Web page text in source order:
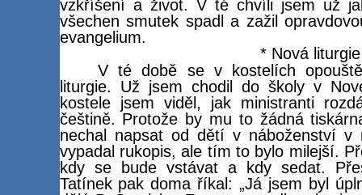
vzkříšení a život. V té chvíli jsem už
všechen smutek spadl a zažil
evangelium.
* Nová liturgie
V té době se v kostelích
liturgie. Už jsem chodil do školy v
kostele jsem viděl, jak ministranti
češtině. Protože by mu to žádná
nechal napsat od dětí v náboženství v
vypadal rukopis, ale tím to bylo milejší.
kdy se bude vstávat a kdy sedat.
Tatínek pak doma říkal: „Já jsem byl